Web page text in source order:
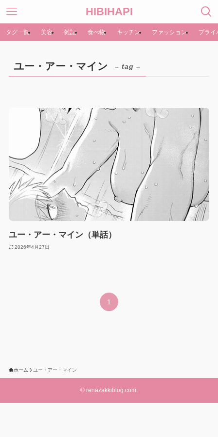
HIBIHAPI
タグ一覧 美容 雑記 食べ物 キッチン ファッション プライ
ユー・アー・マイン – tag –
ユー・アー・マイン（単話）
2026年4月27日
1
ホーム ユー・アー・マイン
© renazakkiblog.com.